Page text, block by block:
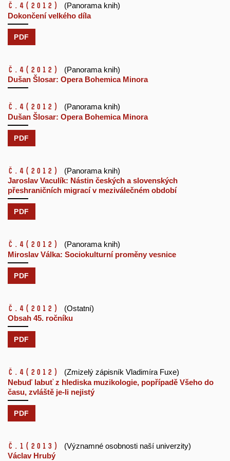
č.4 (2012)
(Panorama knih)
Dokončení velkého díla
PDF
č.4 (2012)
(Panorama knih)
Dušan Šlosar: Opera Bohemica Minora
č.4 (2012)
(Panorama knih)
Dušan Šlosar: Opera Bohemica Minora
PDF
č.4 (2012)
(Panorama knih)
Jaroslav Vaculík: Nástin českých a slovenských
přeshraničních migrací v meziválečném období
PDF
č.4 (2012)
(Panorama knih)
Miroslav Válka: Sociokulturní proměny vesnice
PDF
č.4 (2012)
(Ostatní)
Obsah 45. ročníku
PDF
č.4 (2012)
(Zmizelý zápisník Vladimíra Fuxe)
Nebuď labuť z hlediska muzikologie, popřípadě Všeho do
času, zvláště je-li nejistý
PDF
č.1 (2013)
(Významné osobnosti naší univerzity)
Václav Hrubý